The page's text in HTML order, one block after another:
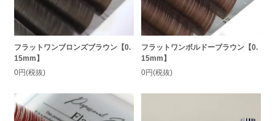
フラットワンブロンズブラウン【0.
15mm】
0円(税抜)
フラットワンボルドーブラウン【0.
15mm】
0円(税抜)